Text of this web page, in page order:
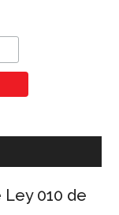
010 de